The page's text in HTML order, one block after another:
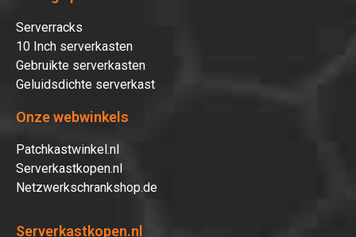
Serverracks
10 Inch serverkasten
Gebruikte serverkasten
Geluidsdichte serverkast
Onze webwinkels
Patchkastwinkel.nl
Serverkastkopen.nl
Netzwerkschrankshop.de
Serverkastkopen.nl